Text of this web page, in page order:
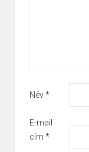
Név*
E-mail
cím *